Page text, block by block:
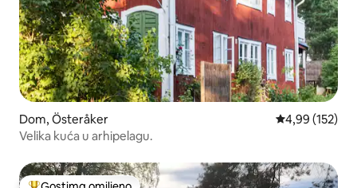
Dom, Österåker Prosečna
4,99 (152)
Velika kuća u arhipelagu.